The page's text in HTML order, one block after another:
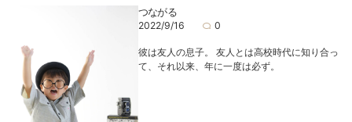
つながる
2022/9/16 0
彼は友人の息子。 友人とは高校時代に知り合っ
て、それ以来、年に一度は必ず。